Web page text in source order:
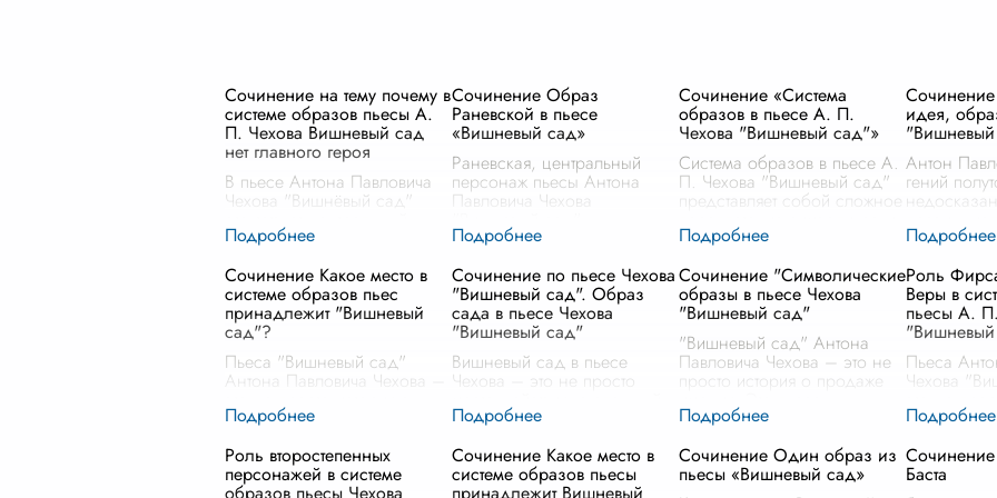
Сочинение на тему почему в
системе образов пьесы А.
П. Чехова Вишневый сад
нет главного героя
В пьесе Антона Павловича
Чехова "Вишнёвый сад"
герой, что подчеркивает
многомерность
произведения. Чехов,
мастер психологической
драмы, созда
Сочинение Образ
Раневской в пьесе
«Вишневый сад»
Раневская, центральный
персонаж пьесы Антона
Павловича Чехова
представляет собой
трагический образ, через
который великий драматург
проводит...
Сочинение «Система
образов в пьесе А. П.
Чехова "Вишневый сад"»
Система образов в пьесе А.
П. Чехова "Вишневый сад"
представляет собой сложное
и реалистических элементов,
передана многогранност...
идея,
Антон
гений
просто
грандиозна
Сочинение Какое место в
системе образов пьес
принадлежит "Вишневый
сад"?
Пьеса "Вишневый сад"
Антона Павловича Чехова –
продаже имения и уходящей
исследование человеческих
характеров, их
Сочинение по пьесе Чехова
"Вишневый сад". Образ
сада в пьесе Чехова
"Вишневый сад"
Вишневый сад в пьесе
Чехова – это не просто
многогранный символ
дворянского мира,
погрязшего в долгах и
Сочинение "Символические
образы в пьесе Чехова
"Вишневый сад"
"Вишневый сад" Антона
Павловича Чехова – это не
просто история о продаже
наполненная символами,
себе глубокий смысл,
отражает прошлое,...
Роль
Веры в
пьесы А.
Пьеса
Чехова
продаже
персонаж,
Роль второстепенных
персонажей в системе
Сочинение Какое место в
системе образов пьесы
Сочинение Один образ из
пьесы «Вишневый сад»
Баста